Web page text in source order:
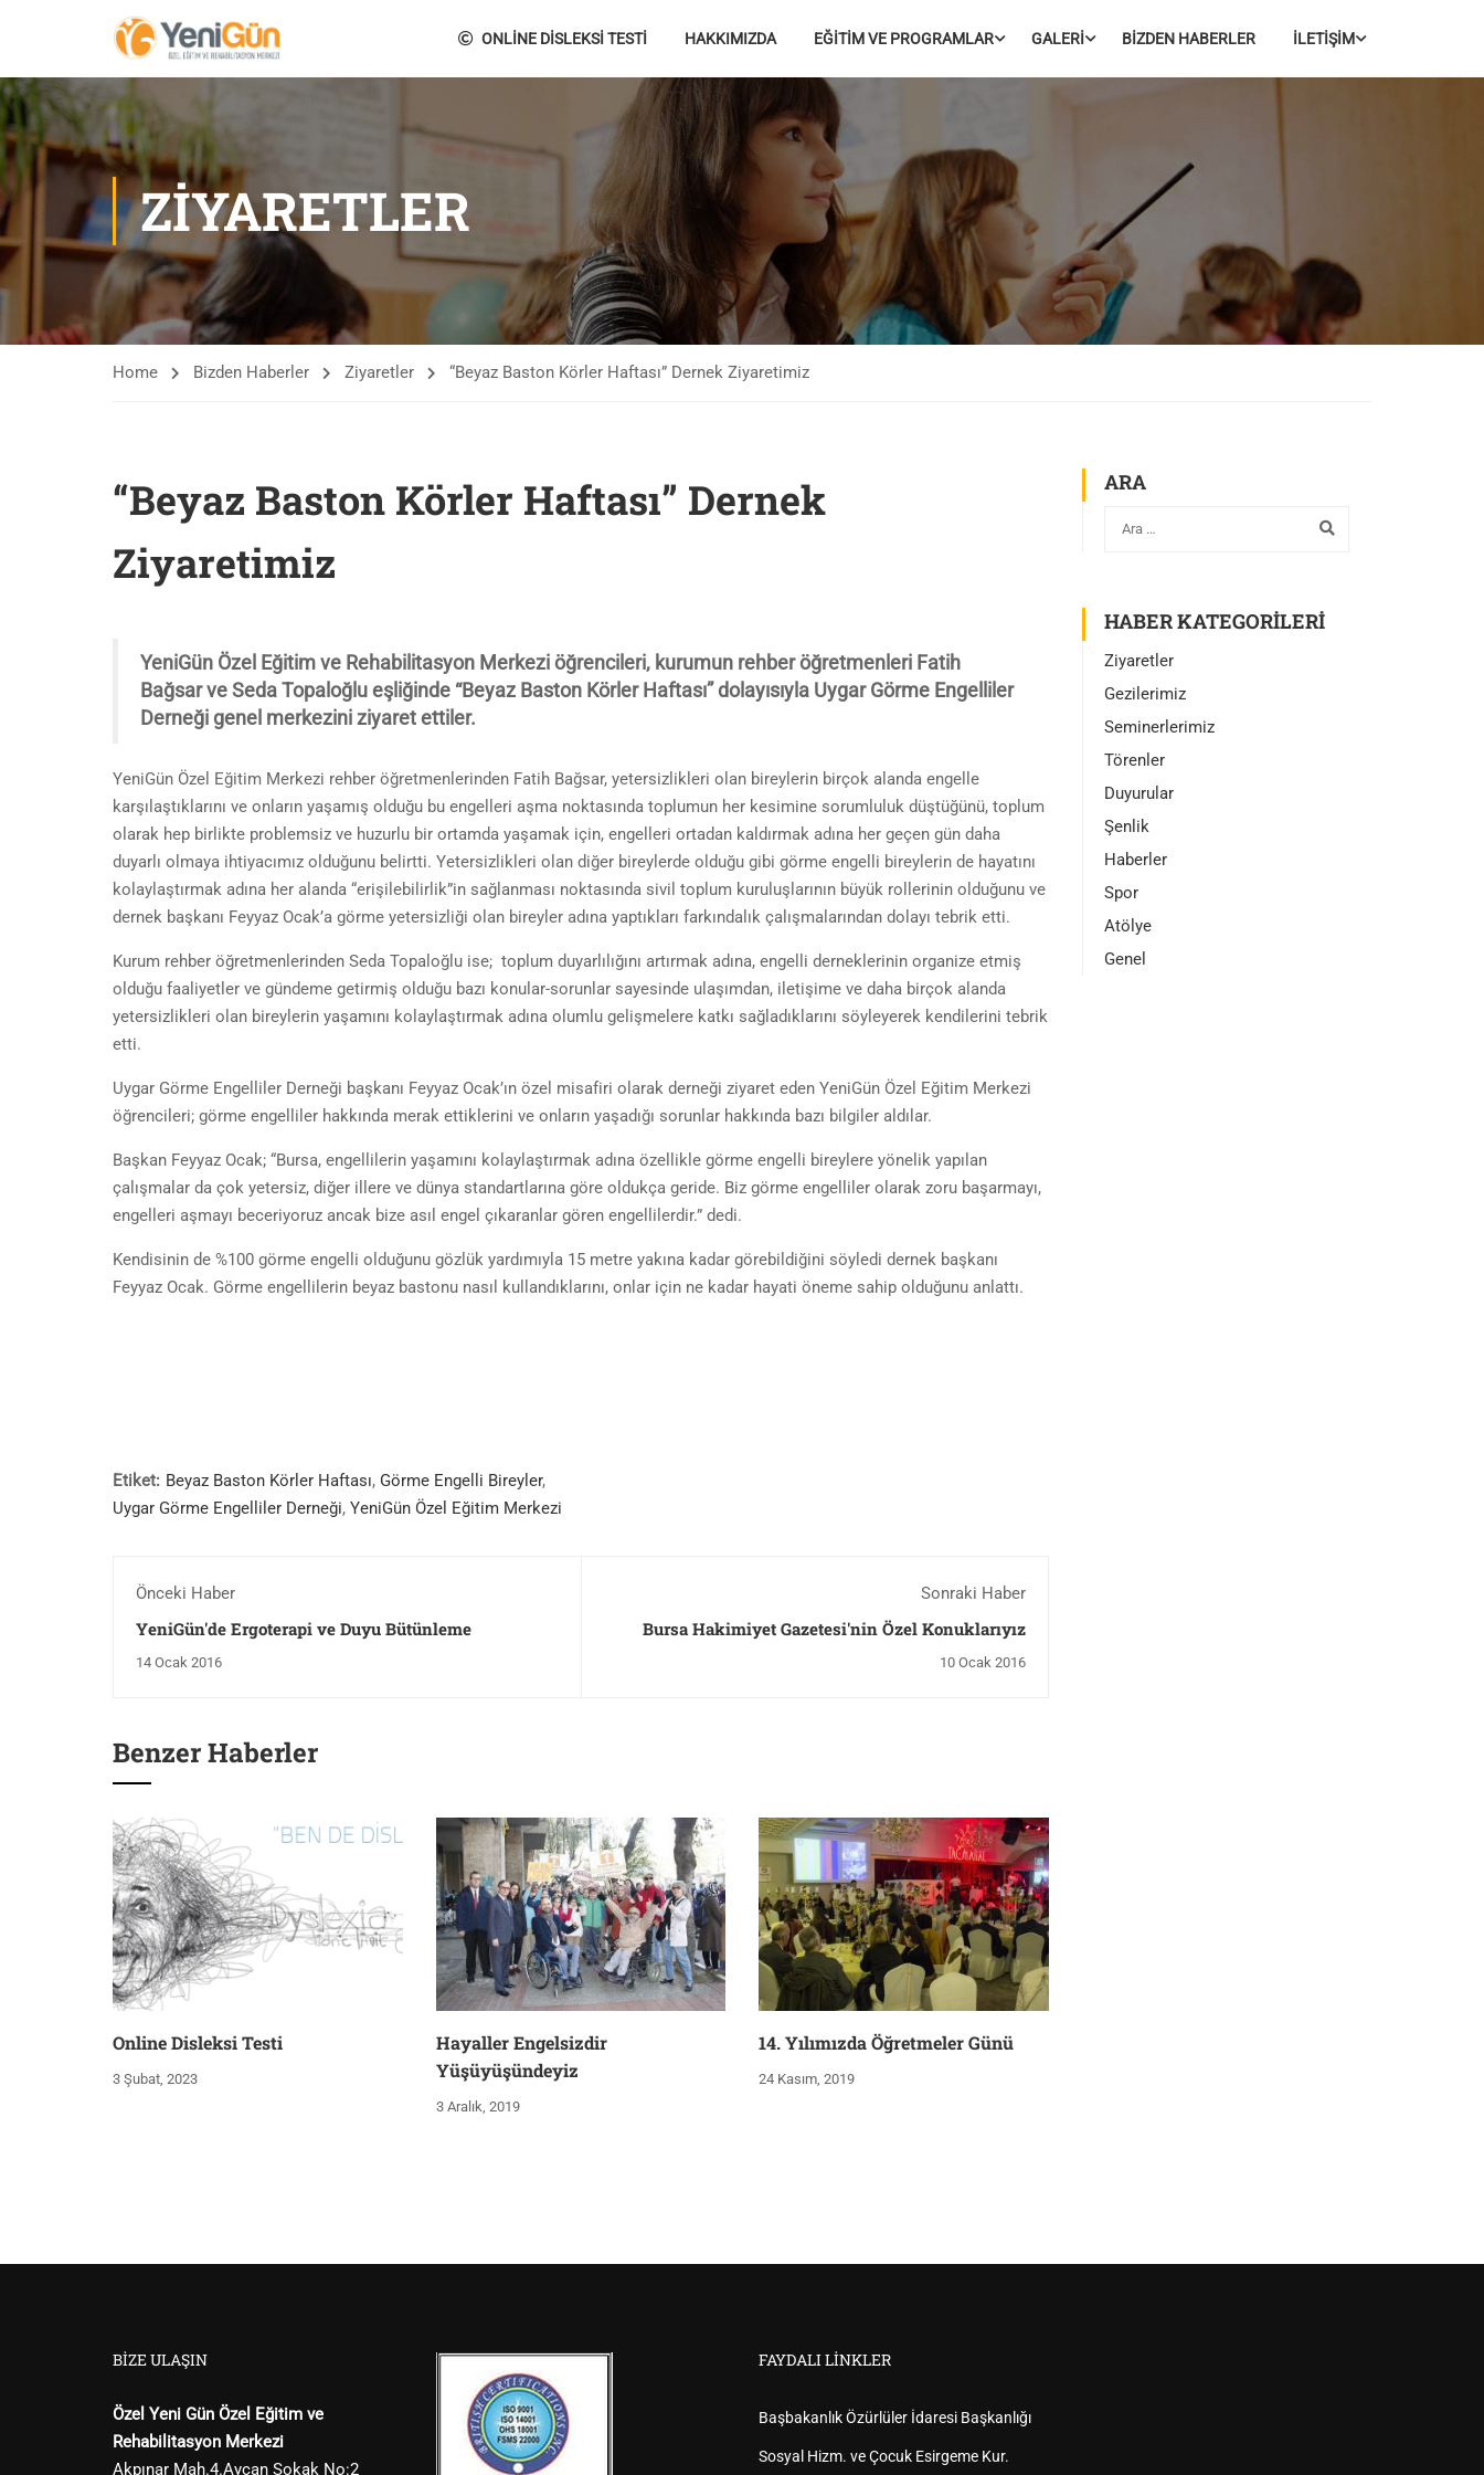
ONLİNE DİSLEKSİ TESTİ HAKKIMIZDA EĞİTİM VE PROGRAMLAR GALERİ BİZDEN HABERLER İLETİŞİM
ZIYARETLER
Home Bizden Haberler Ziyaretler “Beyaz Baston Körler Haftası” Dernek Ziyaretimiz
“Beyaz Baston Körler Haftası” Dernek
Ziyaretimiz
YeniGün Özel Eğitim ve Rehabilitasyon Merkezi öğrencileri, kurumun rehber öğretmenleri Fatih
Bağsar ve Seda Topaloğlu eşliğinde “Beyaz Baston Körler Haftası” dolayısıyla Uygar Görme Engelliler
Derneği genel merkezini ziyaret ettiler.
YeniGün Özel Eğitim Merkezi rehber öğretmenlerinden Fatih Bağsar, yetersizlikleri olan bireylerin birçok alanda engelle
karşılaştıklarını ve onların yaşamış olduğu bu engelleri aşma noktasında toplumun her kesimine sorumluluk düştüğünü, toplum
olarak hep birlikte problemsiz ve huzurlu bir ortamda yaşamak için, engelleri ortadan kaldırmak adına her geçen gün daha
duyarlı olmaya ihtiyacımız olduğunu belirtti. Yetersizlikleri olan diğer bireylerde olduğu gibi görme engelli bireylerin de hayatını
kolaylaştırmak adına her alanda “erişilebilirlik”in sağlanması noktasında sivil toplum kuruluşlarının büyük rollerinin olduğunu ve
dernek başkanı Feyyaz Ocak’a görme yetersizliği olan bireyler adına yaptıkları farkındalık çalışmalarından dolayı tebrik etti.
Kurum rehber öğretmenlerinden Seda Topaloğlu ise; toplum duyarlılığını artırmak adına, engelli derneklerinin organize etmiş
olduğu faaliyetler ve gündeme getirmiş olduğu bazı konular-sorunlar sayesinde ulaşımdan, iletişime ve daha birçok alanda
yetersizlikleri olan bireylerin yaşamını kolaylaştırmak adına olumlu gelişmelere katkı sağladıklarını söyleyerek kendilerini tebrik
etti.
Uygar Görme Engelliler Derneği başkanı Feyyaz Ocak’ın özel misafiri olarak derneği ziyaret eden YeniGün Özel Eğitim Merkezi
öğrencileri; görme engelliler hakkında merak ettiklerini ve onların yaşadığı sorunlar hakkında bazı bilgiler aldılar.
Başkan Feyyaz Ocak; “Bursa, engellilerin yaşamını kolaylaştırmak adına özellikle görme engelli bireylere yönelik yapılan
çalışmalar da çok yetersiz, diğer illere ve dünya standartlarına göre oldukça geride. Biz görme engelliler olarak zoru başarmayı,
engelleri aşmayı beceriyoruz ancak bize asıl engel çıkaranlar gören engellilerdir.” dedi.
Kendisinin de %100 görme engelli olduğunu gözlük yardımıyla 15 metre yakına kadar görebildiğini söyledi dernek başkanı
Feyyaz Ocak. Görme engellilerin beyaz bastonu nasıl kullandıklarını, onlar için ne kadar hayati öneme sahip olduğunu anlattı.
Etiket: Beyaz Baston Körler Haftası, Görme Engelli Bireyler,
Uygar Görme Engelliler Derneği, YeniGün Özel Eğitim Merkezi
Önceki Haber
YeniGün'de Ergoterapi ve Duyu Bütünleme
14 Ocak 2016
Sonraki Haber
Bursa Hakimiyet Gazetesi'nin Özel Konuklarıyız
10 Ocak 2016
Benzer Haberler
Online Disleksi Testi
3 Şubat, 2023
Hayaller Engelsizdir
Yüşüyüşündeyiz
3 Aralık, 2019
14. Yılımızda Öğretmeler Günü
24 Kasım, 2019
ARA
HABER KATEGORILERI
Ziyaretler
Gezilerimiz
Seminerlerimiz
Törenler
Duyurular
Şenlik
Haberler
Spor
Atölye
Genel
BIZE ULAŞIN
Özel Yeni Gün Özel Eğitim ve
Rehabilitasyon Merkezi
Akpınar Mah.4.Aycan Sokak No:2
FAYDALI LINKLER
Başbakanlık Özürlüler İdaresi Başkanlığı
Sosyal Hizm. ve Çocuk Esirgeme Kur.